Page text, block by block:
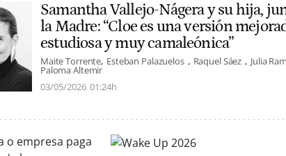
Samantha Vallejo-Nágera y su hija,
la Madre: “Cloe es una versión
estudiosa y muy camaleónica”
Maite Torrente Esteban Palazuelos Raquel Sáez Julia
Paloma Altemir
03/05/2026 01:24h